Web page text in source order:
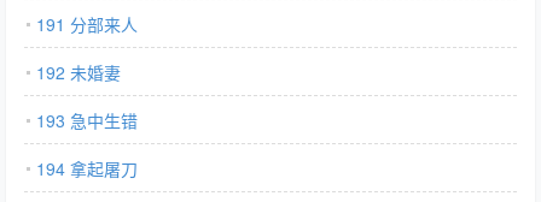
191 分部来人
192 未婚妻
193 急中生错
194 拿起屠刀